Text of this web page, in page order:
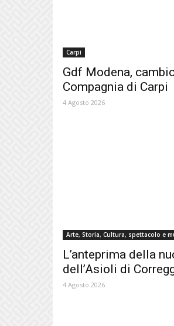
Carpi
Gdf Modena,
Compagnia di Carpi
4 Agosto 2026
Arte, Storia, Cultura, spettacolo e
L’anteprima della
dell’Asioli di
4 Agosto 2026